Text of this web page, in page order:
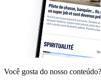
Você gosta do nosso conteúdo?